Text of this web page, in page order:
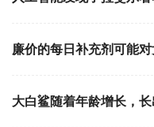
廉价的每日补充剂可能
大白鲨随着年龄增长，